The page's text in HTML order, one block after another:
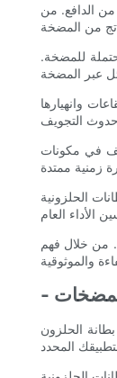
الدافع. من
للمضخة.
وانهيارها
في مكونات
الحلزونية
من خلال فهم
الحلزون